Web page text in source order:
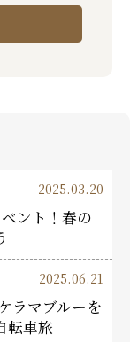
2025.03.20
ント！春の
2025.06.21
ラマブルーを
転車旅